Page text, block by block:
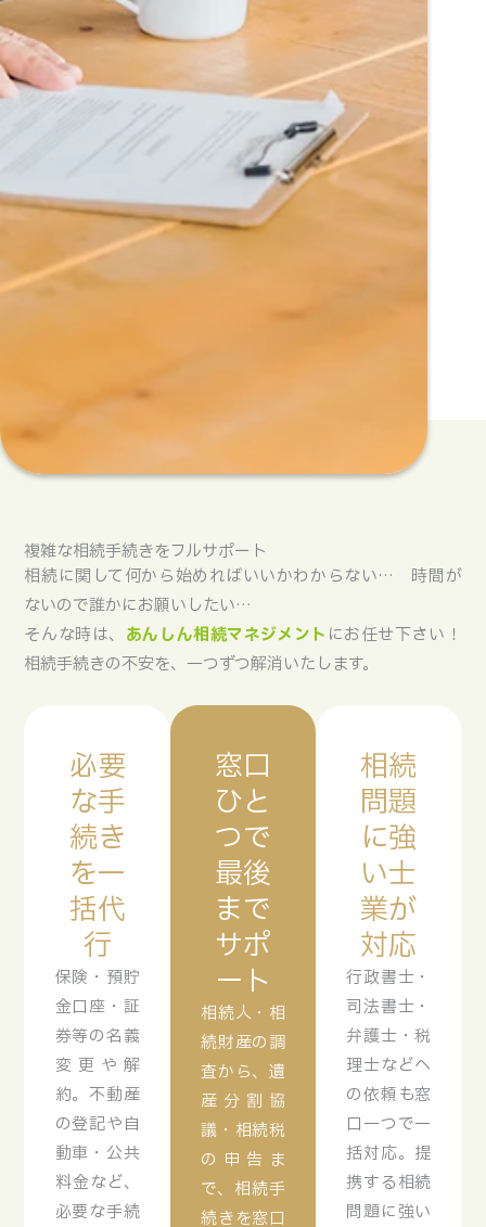
複雑な相続手続きをフルサポート
相続に関して何から始めればいいかわからない… 時間が
ないので誰かにお願いしたい…
そんな時は、 あんしん相続マネジメント にお任せ下さい！
相続手続きの不安を、一つずつ解消いたします。
必要
な手
続き
を一
括代
行
保険・預貯
金口座・証
券等の名義
変更や解
約。不動産
の登記や自
動車・公共
料金など、
必要な手続
窓口
ひと
つで
最後
まで
サポ
ート
相続人・相
続財産の調
査から、遺
産分割協
議・相続税
の申告ま
で、相続手
続きを窓口
相続
問題
に強
い士
業が
対応
行政書士・
司法書士・
弁護士・税
理士などへ
の依頼も窓
口一つで一
括対応。提
携する相続
問題に強い